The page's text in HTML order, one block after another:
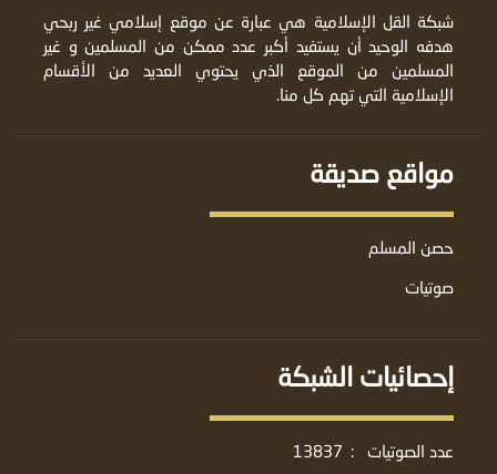
شبكة القل الإسلامية هي عبارة عن موقع إسلامي غير ربحي
هدفه الوحيد أن يستفيد أكبر عدد ممكن من المسلمين و غير
المسلمين من الموقع الذي يحتوي العديد من الأقسام
الإسلامية التي تهم كل منا.
مواقع صديقة
حصن المسلم
صوتيات
إحصائيات الشبكة
عدد الصوتيات :
13837